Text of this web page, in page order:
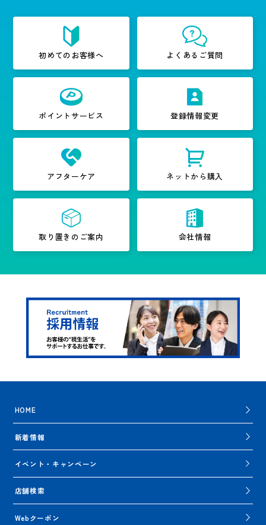
初めてのお客様へ よくあるご質問
ポイントサービス 登録情報変更
アフターケア ネットから購入
取り置きのご案内 会社情報
HOME
新着情報
イベント・キャンペーン
店舗検索
Webクーポン